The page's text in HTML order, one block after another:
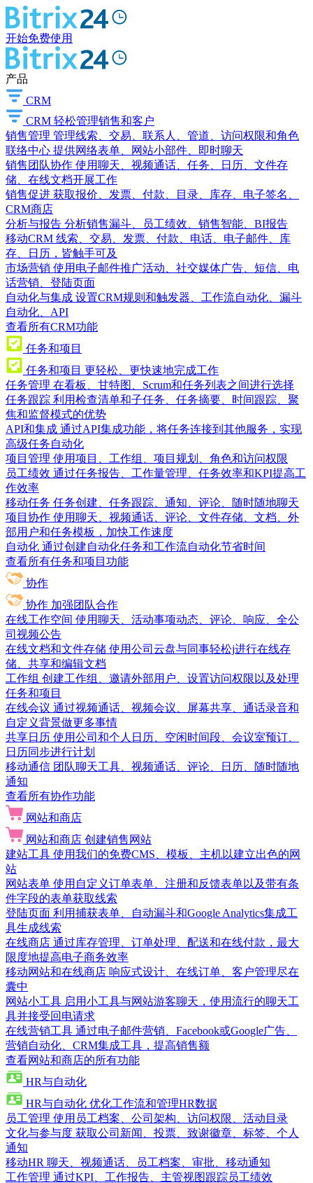
开始免费使用
产品
CRM
CRM 轻松管理销售和客户
销售管理 管理线索、交易、联系人、管道、访问权限和角色
联络中心 提供网络表单、网站小部件、即时聊天
销售团队协作 使用聊天、视频通话、任务、日历、文件存
储、在线文档开展工作
销售促进 获取报价、发票、付款、目录、库存、电子签名、
CRM商店
分析与报告 分析销售漏斗、员工绩效、销售智能、BI报告
移动CRM 线索、交易、发票、付款、电话、电子邮件、库
存、日历，皆触手可及
市场营销 使用电子邮件推广活动、社交媒体广告、短信、电
话营销、登陆页面
自动化与集成 设置CRM规则和触发器、工作流自动化、漏斗
自动化、API
查看所有CRM功能
任务和项目
任务和项目 更轻松、更快速地完成工作
任务管理 在看板、甘特图、Scrum和任务列表之间进行选择
任务跟踪 利用检查清单和子任务、任务摘要、时间跟踪、聚
焦和监督模式的优势
API和集成 通过API集成功能，将任务连接到其他服务，实现
高级任务自动化
项目管理 使用项目、工作组、项目规划、角色和访问权限
员工绩效 通过任务报告、工作量管理、任务效率和KPI提高工
作效率
移动任务 任务创建、任务跟踪、通知、评论、随时随地聊天
项目协作 使用聊天、视频通话、评论、文件存储、文档、外
部用户和任务模板，加快工作速度
自动化 通过创建自动化任务和工作流自动化节省时间
查看所有任务和项目功能
协作
协作 加强团队合作
在线工作空间 使用聊天、活动事项动态、评论、响应、全公
司视频公告
在线文档和文件存储 使用公司云盘与同事轻松j进行在线存
储、共享和编辑文档
工作组 创建工作组、邀请外部用户、设置访问权限以及处理
任务和项目
在线会议 通过视频通话、视频会议、屏幕共享、通话录音和
自定义背景做更多事情
共享日历 使用公司和个人日历、空闲时间段、会议室预订、
日历同步进行计划
移动通信 团队聊天工具、视频通话、评论、日历、随时随地
通知
查看所有协作功能
网站和商店
网站和商店 创建销售网站
建站工具 使用我们的免费CMS、模板、主机以建立出色的网
站
网站表单 使用自定义订单表单、注册和反馈表单以及带有条
件字段的表单获取线索
登陆页面 利用捕获表单、自动漏斗和Google Analytics集成工
具生成线索
在线商店 通过库存管理、订单处理、配送和在线付款，最大
限度地提高电子商务效率
移动网站和在线商店 响应式设计、在线订单、客户管理尽在
囊中
网站小工具 启用小工具与网站游客聊天，使用流行的聊天工
具并接受回电请求
在线营销工具 通过电子邮件营销、Facebook或Google广告、
营销自动化、CRM集成工具，提高销售额
查看网站和商店的所有功能
HR与自动化
HR与自动化 优化工作流和管理HR数据
员工管理 使用员工档案、公司架构、访问权限、活动目录
文化与参与度 获取公司新闻、投票、致谢徽章、标签、个人
通知
移动HR 聊天、视频通话、员工档案、审批、移动通知
工作管理 通过KPI、工作报告、主管视图跟踪员工绩效